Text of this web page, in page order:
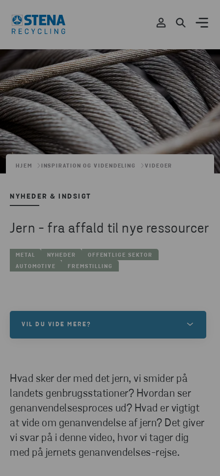
HJEM INSPIRATION OG VIDENDELING VIDEOER
NYHEDER & INDSIGT
Jern - fra affald til nye ressourcer
METAL NYHEDER OFFENTLIGE SEKTOR
AUTOMOTIVE FREMSTILLING
Hvad sker der med det jern, vi smider på
landets genbrugsstationer? Hvordan ser
genanvendelsesproces ud? Hvad er vigtigt
at vide om genanvendelse af jern? Det giver
vi svar på i denne video, hvor vi tager dig
med på jernets genanvendelses-rejse.
VIL DU VIDE MERE?
et samarbejde, hvor vi arbejder sammen om at nå
jeres mål. Bliver klogere på, hvordan vi kan hjælpe
KONTAKT OS